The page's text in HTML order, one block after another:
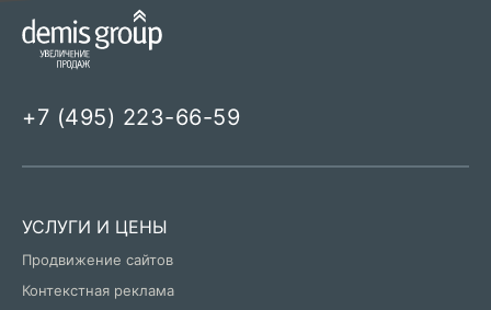
+7 (495) 223-66-59
УСЛУГИ И ЦЕНЫ
Продвижение сайтов
Контекстная реклама